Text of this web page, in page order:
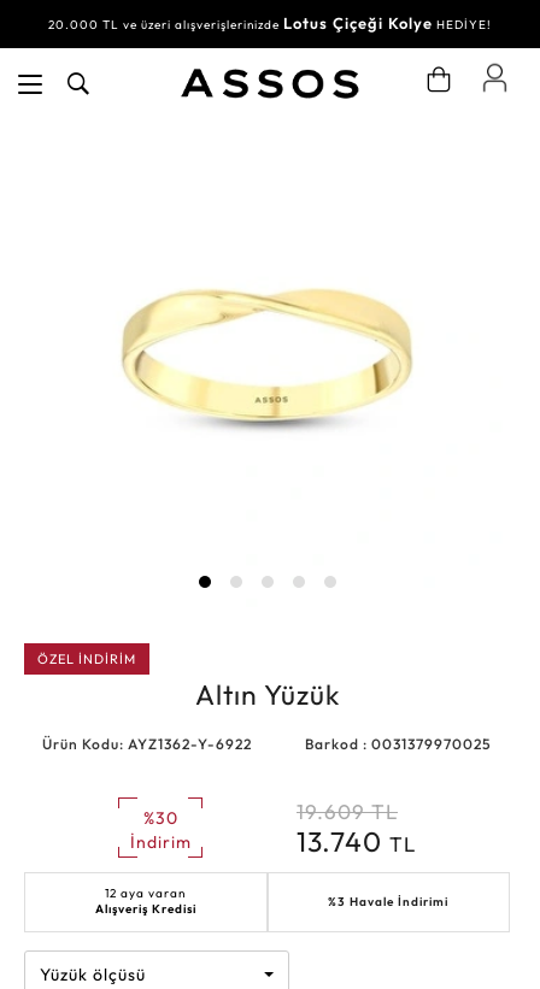
20.000 TL ve üzeri alışverişlerinizde Lotus Çiçeği Kolye HEDİYE!
ÖZEL İNDİRİM
Altın Yüzük
Ürün Kodu: AYZ1362-Y-6922 Barkod : 0031379970025
%30
İndirim
19.609 TL
13.740 TL
12 aya varan
Alışveriş Kredisi
%3 Havale İndirimi
Yüzük ölçüsü